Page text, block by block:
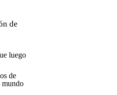
de
luego
de
mundo